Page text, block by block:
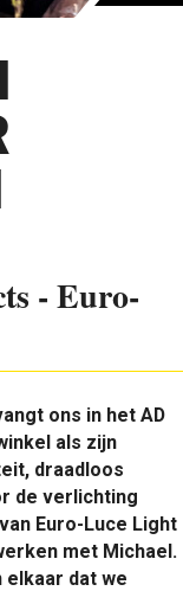
- Euro-
ons in het AD
als zijn
draadloos
de verlichting
Euro-Luce Light
met Michael.
elkaar dat we